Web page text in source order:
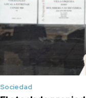
Sociedad